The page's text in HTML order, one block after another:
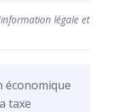
légale et
économique
taxe